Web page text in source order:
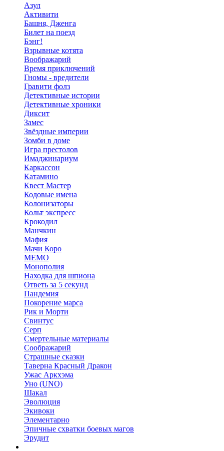
Азул
Активити
Башня, Дженга
Билет на поезд
Бэнг!
Взрывные котята
Воображарий
Время приключений
Гномы - вредители
Гравити фолз
Детективные истории
Детективные хроники
Диксит
Замес
Звёздные империи
Зомби в доме
Игра престолов
Имаджинариум
Каркассон
Катамино
Квест Мастер
Кодовые имена
Колонизаторы
Кольт экспресс
Крокодил
Манчкин
Мафия
Мачи Коро
МЕМО
Монополия
Находка для шпиона
Ответь за 5 секунд
Пандемия
Покорение марса
Рик и Морти
Свинтус
Серп
Смертельные материалы
Соображарий
Страшные сказки
Таверна Красный Дракон
Ужас Аркхэма
Уно (UNO)
Шакал
Эволюция
Экивоки
Элементарно
Эпичные схватки боевых магов
Эрудит